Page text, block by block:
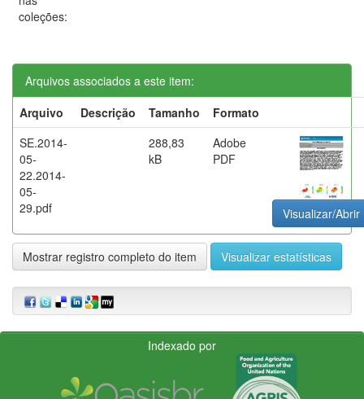
coleções:
Arquivos associados a este item:
Arquivo
Descrição Tamanho
Formato
SE.2014-
05-
22.2014-
05-
29.pdf
288,83
kB
Adobe
PDF
Visualizar/Abrir
Mostrar registro completo do item Visualizar estatísticas
Indexado por